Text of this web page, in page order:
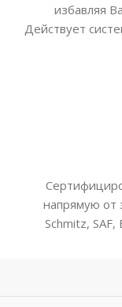
избавляя
Действует
напрямую от
Schmitz,